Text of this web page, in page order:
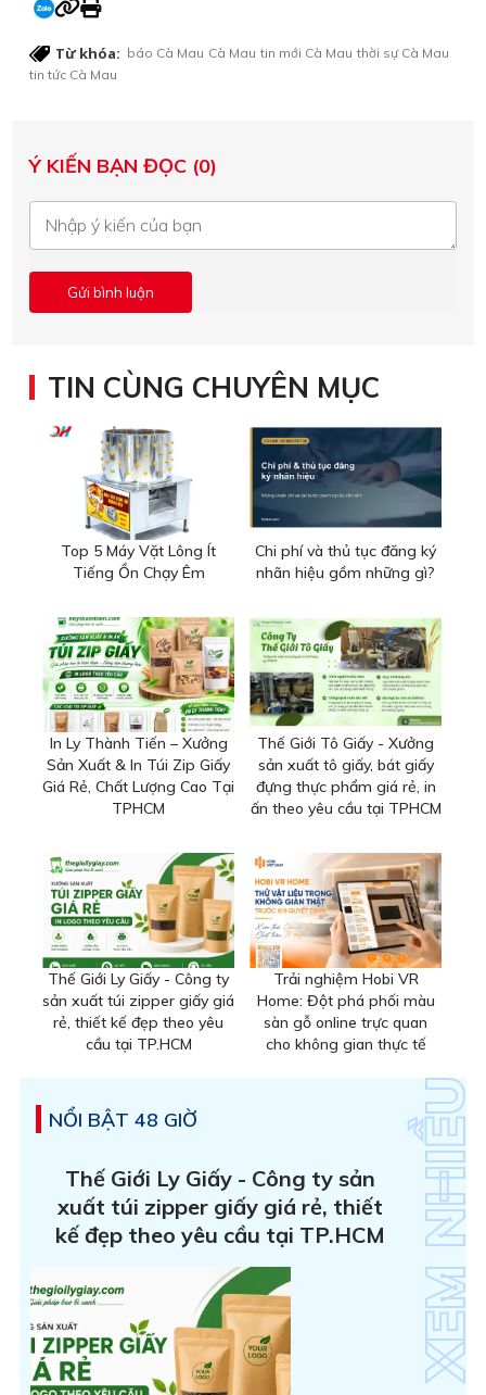
Từ khóa: báo Cà Mau Cà Mau tin mới Cà Mau thời sự Cà Mau
tin tức Cà Mau
Ý KIẾN BẠN ĐỌC (0)
TIN CÙNG CHUYÊN MỤC
Top 5 Máy Vặt Lông Ít
Tiếng Ồn Chạy Êm
Chi phí và thủ tục đăng ký
nhãn hiệu gồm những gì?
In Ly Thành Tiến – Xưởng
Sản Xuất & In Túi Zip Giấy
Giá Rẻ, Chất Lượng Cao Tại
TPHCM
Thế Giới Tô Giấy - Xưởng
sản xuất tô giấy, bát giấy
đựng thực phẩm giá rẻ, in
ấn theo yêu cầu tại TPHCM
Thế Giới Ly Giấy - Công ty
sản xuất túi zipper giấy giá
rẻ, thiết kế đẹp theo yêu
cầu tại TP.HCM
Trải nghiệm Hobi VR
Home: Đột phá phối màu
sàn gỗ online trực quan
cho không gian thực tế
NỔI BẬT 48 GIỜ
Thế Giới Ly Giấy - Công ty sản
xuất túi zipper giấy giá rẻ, thiết
kế đẹp theo yêu cầu tại TP.HCM